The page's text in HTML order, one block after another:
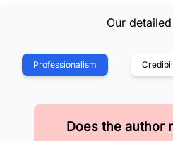
Our
Professionalism
Does the author